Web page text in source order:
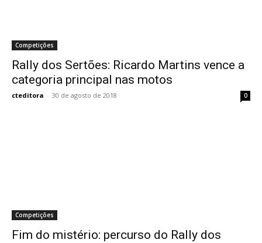
Competições
Rally dos Sertões: Ricardo Martins vence a
categoria principal nas motos
cteditora - 30 de agosto de 2018 0
Competições
Fim do mistério: percurso do Rally dos